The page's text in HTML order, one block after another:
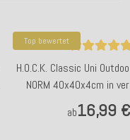
Top bewertet
H.O.C.K. Classic Uni
NORM 40x40x4cm in
Farben
ab16,99 €